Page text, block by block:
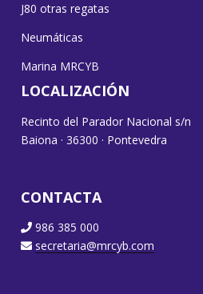
J80 otras regatas
Neumáticas
Marina MRCYB
LOCALIZACIÓN
Recinto del Parador Nacional s/n
Baiona · 36300 · Pontevedra
CONTACTA
986 385 000
secretaria@mrcyb.com